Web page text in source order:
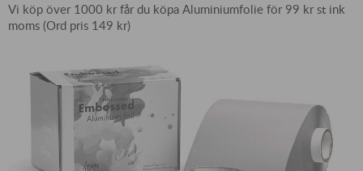
Vi köp över 1000 kr får du köpa Aluminiumfolie för 99 kr st ink
moms (Ord pris 149 kr)